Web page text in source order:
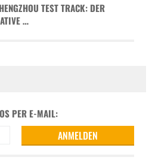
TEST TRACK: DER
…
PER E-MAIL: